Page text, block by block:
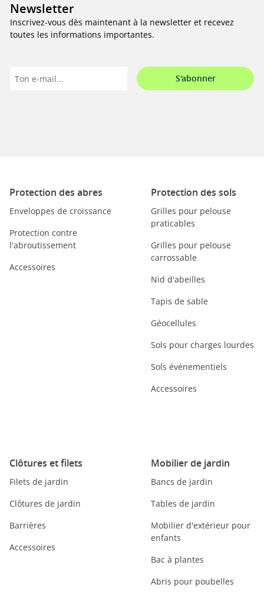
Newsletter
Inscrivez-vous dès maintenant à la newsletter et recevez
toutes les informations importantes.
S'abonner
Protection des abres
Enveloppes de croissance
Protection contre
l'abroutissement
Accessoires
Protection des sols
Grilles pour pelouse
praticables
Grilles pour pelouse
carrossable
Nid d'abeilles
Tapis de sable
Géocellules
Sols pour charges lourdes
Sols événementiels
Accessoires
Clôtures et filets
Filets de jardin
Clôtures de jardin
Barrières
Accessoires
Mobilier de jardin
Bancs de jardin
Tables de jardin
Mobilier d'extérieur pour
enfants
Bac à plantes
Abris pour poubelles